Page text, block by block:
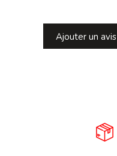
Ajouter un avis